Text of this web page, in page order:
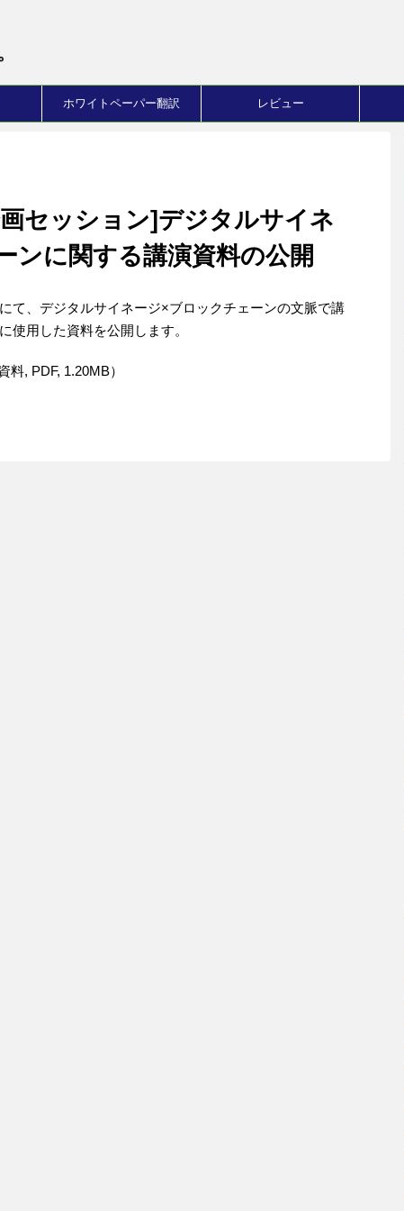
ホワイトペーパー翻訳 レビュー
セッション]デジタルサイネ
ンに関する講演資料の公開
て、デジタルサイネージ×ブロックチェーンの文脈で講
使用した資料を公開します。
料, PDF, 1.20MB）